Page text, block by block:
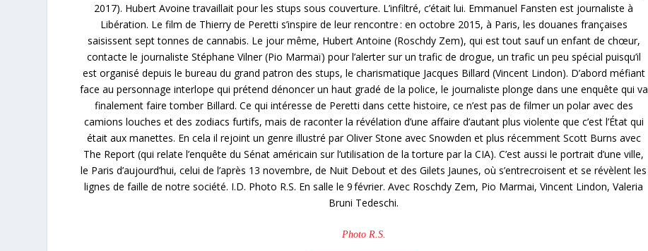
2017). Hubert Avoine travaillait pour les stups sous couverture. L’infiltré, c’était lui. Emmanuel Fansten est journaliste à
Libération. Le film de Thierry de Peretti s’inspire de leur rencontre : en octobre 2015, à Paris, les douanes françaises
saisissent sept tonnes de cannabis. Le jour même, Hubert Antoine (Roschdy Zem), qui est tout sauf un enfant de chœur,
contacte le journaliste Stéphane Vilner (Pio Marmaï) pour l’alerter sur un trafic de drogue, un trafic un peu spécial puisqu’il
est organisé depuis le bureau du grand patron des stups, le charismatique Jacques Billard (Vincent Lindon). D’abord méfiant
face au personnage interlope qui prétend dénoncer un haut gradé de la police, le journaliste plonge dans une enquête qui va
finalement faire tomber Billard. Ce qui intéresse de Peretti dans cette histoire, ce n’est pas de filmer un polar avec des
camions louches et des zodiacs furtifs, mais de raconter la révélation d’une affaire d’autant plus violente que c’est l’État qui
était aux manettes. En cela il rejoint un genre illustré par Oliver Stone avec Snowden et plus récemment Scott Burns avec
The Report (qui relate l’enquête du Sénat américain sur l’utilisation de la torture par la CIA). C’est aussi le portrait d’une ville,
le Paris d’aujourd’hui, celui de l’après 13 novembre, de Nuit Debout et des Gilets Jaunes, où s’entrecroisent et se révèlent les
lignes de faille de notre société. I.D. Photo R.S. En salle le 9 février. Avec Roschdy Zem, Pio Marmai, Vincent Lindon, Valeria
Bruni Tedeschi.
Photo R.S.